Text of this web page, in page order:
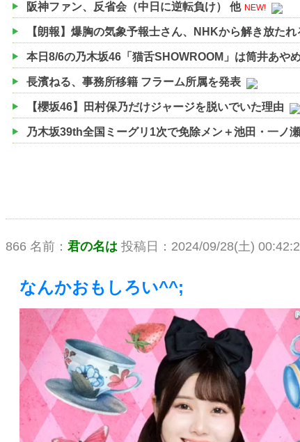
阪神ファン、反省会（中日に逆転負け） 他 NEW!
【朗報】爆胸の気象予報士さん、NHKから解き放たれ
本日8/6の乃木坂46「猫舌SHOWROOM」は筒井あや
長濱ねる、事務所移籍 フラーム所属を発表
【櫻坂46】田村保乃だけジャージを脱いでいた理由
乃木坂39th全国ミーグリ1次で免除メン＋池田・一ノ
【朗報】増田三莉音さんの生足wwwwwwwwwwww
【朗報】増田三莉音さんの生足wwwwwwwwwwww
【川﨑桜】まあ、でも筑駒は断れないだろ？
筒井あやめ、アレをチラリ。こういう偶然の方が官能
Powered by livedoor 相互RSS
866 名前： 君の名は 投稿日：2024/09/28(土)
なんかおもしろい^^;